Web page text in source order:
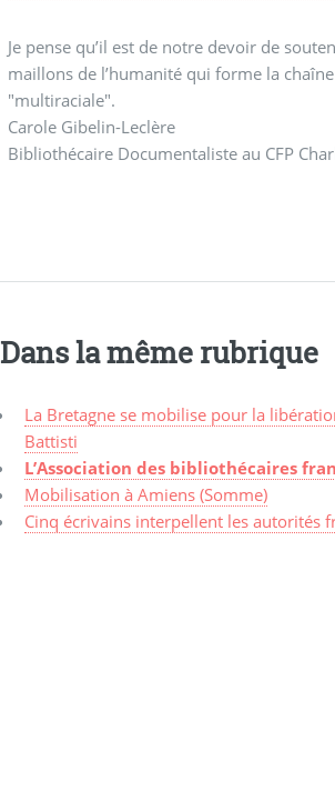
Je pense qu’il est de notre devoir de
maillons de l’humanité qui forme la
"multiraciale".
Carole Gibelin-Leclère
Bibliothécaire Documentaliste au CFP
Dans la même rubrique
La Bretagne se mobilise pour la
Battisti
L’Association des bibliothécaires
Mobilisation à Amiens (Somme)
Cinq écrivains interpellent les autorités